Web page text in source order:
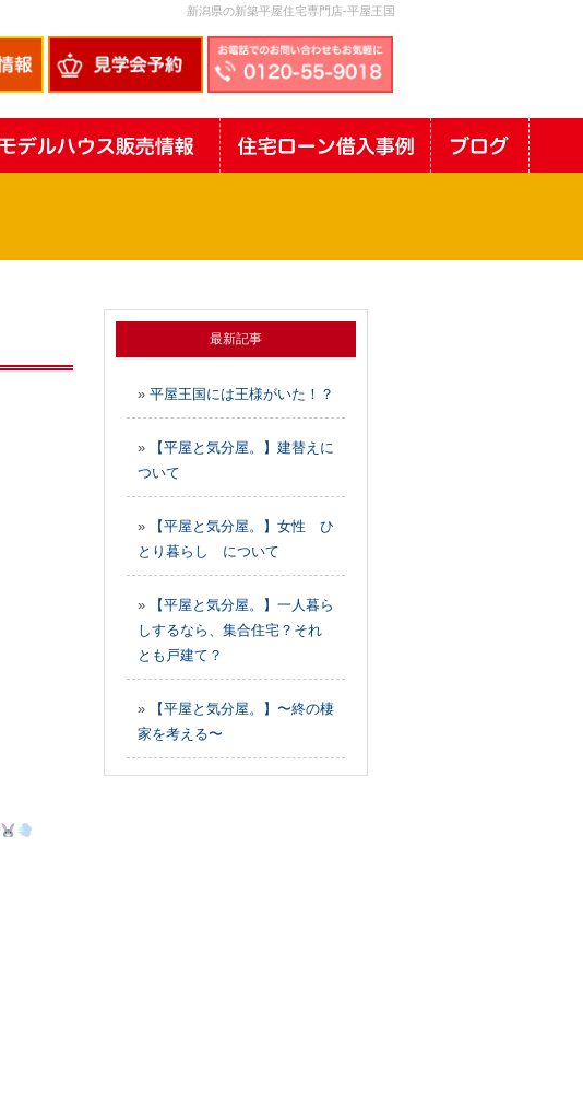
新潟県の新築平屋住宅専門店-平屋王国
最新記事
» 平屋王国には王様がいた！？
»
【平屋と気分屋。】建替えに
ついて
»
【平屋と気分屋。】女性 ひ
とり暮らし について
»
【平屋と気分屋。】一人暮ら
しするなら、集合住宅？それ
とも戸建て？
»
【平屋と気分屋。】〜終の棲
家を考える〜